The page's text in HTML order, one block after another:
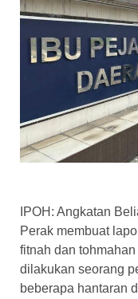
IPOH: Angkatan
Perak membuat
fitnah dan
dilakukan seorang
beberapa hantaran